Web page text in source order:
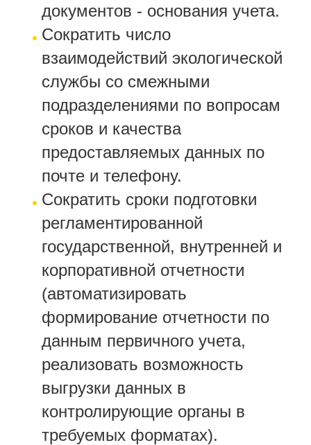
документов - основания учета.
Сократить число
взаимодействий экологической
службы со смежными
подразделениями по вопросам
сроков и качества
предоставляемых данных по
почте и телефону.
Сократить сроки подготовки
регламентированной
государственной, внутренней и
корпоративной отчетности
(автоматизировать
формирование отчетности по
данным первичного учета,
реализовать возможность
выгрузки данных в
контролирующие органы в
требуемых форматах).